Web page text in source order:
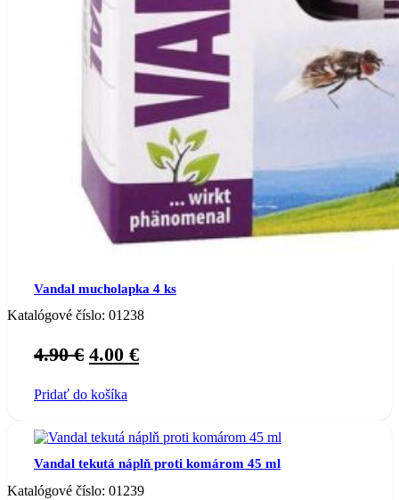
Vandal mucholapka 4 ks
Katalógové číslo: 01238
4.90€ Original
was:
4.00 €Current
Pridať do košíka
Vandal tekutá náplň proti komárom 45 ml
Katalógové číslo: 01239